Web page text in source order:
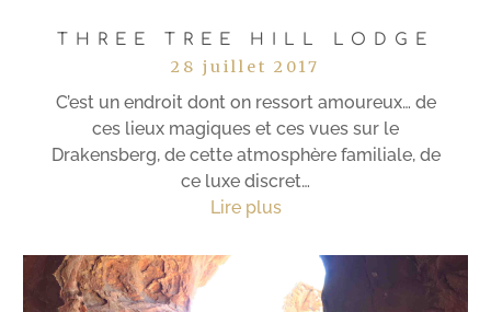
THREE TREE HILL LODGE
28 juillet 2017
C’est un endroit dont on ressort amoureux… de
ces lieux magiques et ces vues sur le
Drakensberg, de cette atmosphère familiale, de
ce luxe discret…
Lire plus